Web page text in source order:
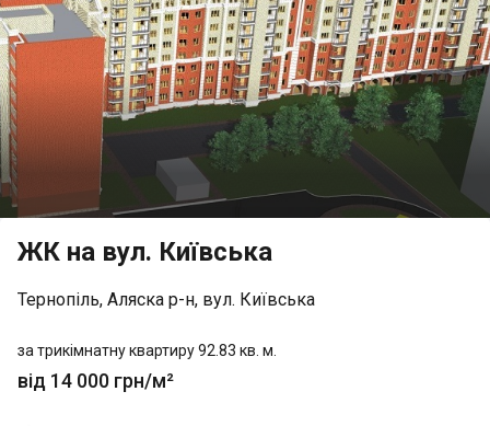
ЖК на вул. Київська
Тернопіль, Аляска р-н, вул. Київська
за трикімнатну квартиру 92.83 кв. м.
від 14 000 грн/м²